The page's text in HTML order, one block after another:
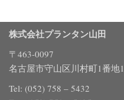
株式会社プランタン山田
〒463-0097
名古屋市守山区川村町1番地1
Tel: (052) 758 – 5432